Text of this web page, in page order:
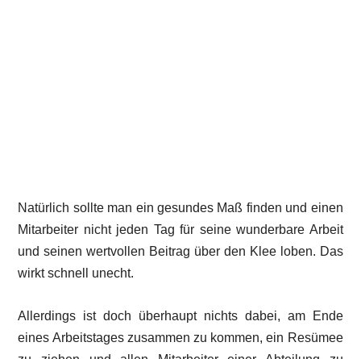
Natürlich sollte man ein gesundes Maß finden und einen
Mitarbeiter nicht jeden Tag für seine wunderbare Arbeit
und seinen wertvollen Beitrag über den Klee loben. Das
wirkt schnell unecht.
Allerdings ist doch überhaupt nichts dabei, am Ende
eines Arbeitstages zusammen zu kommen, ein Resümee